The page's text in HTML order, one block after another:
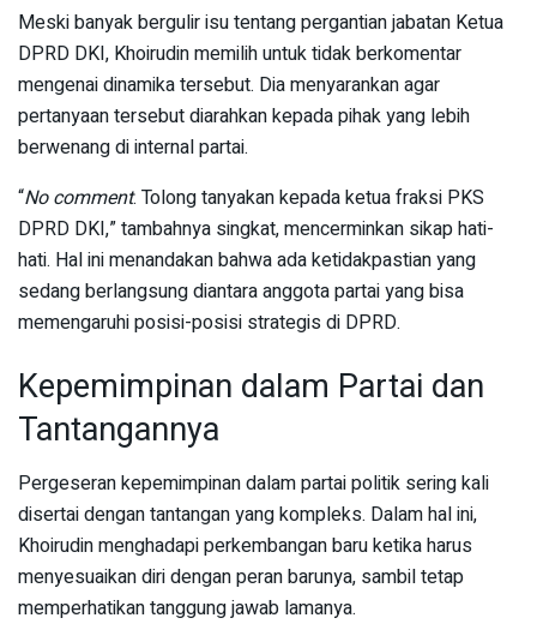
Meski banyak bergulir isu tentang pergantian jabatan Ketua
DPRD DKI, Khoirudin memilih untuk tidak berkomentar
mengenai dinamika tersebut. Dia menyarankan agar
pertanyaan tersebut diarahkan kepada pihak yang lebih
berwenang di internal partai.
“No comment. Tolong tanyakan kepada ketua fraksi PKS
DPRD DKI,” tambahnya singkat, mencerminkan sikap hati-
hati. Hal ini menandakan bahwa ada ketidakpastian yang
sedang berlangsung diantara anggota partai yang bisa
memengaruhi posisi-posisi strategis di DPRD.
Kepemimpinan dalam Partai dan
Tantangannya
Pergeseran kepemimpinan dalam partai politik sering kali
disertai dengan tantangan yang kompleks. Dalam hal ini,
Khoirudin menghadapi perkembangan baru ketika harus
menyesuaikan diri dengan peran barunya, sambil tetap
memperhatikan tanggung jawab lamanya.